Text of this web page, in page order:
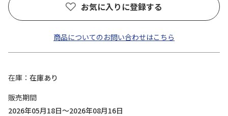
お気に入りに登録する
商品についてのお問い合わせはこちら
在庫
在庫あり
販売期間
2026年05月18日～2026年08月16日